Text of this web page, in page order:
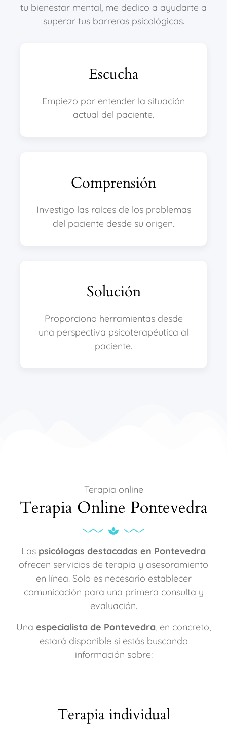
tu bienestar mental, me dedico a ayudarte a
superar tus barreras psicológicas.
Escucha
Empiezo por entender la situación
actual del paciente.
Comprensión
Investigo las raíces de los problemas
del paciente desde su origen.
Solución
Proporciono herramientas desde
una perspectiva psicoterapéutica al
paciente.
Terapia online
Terapia Online Pontevedra
Las psicólogas destacadas en Pontevedra
ofrecen servicios de terapia y asesoramiento
en línea. Solo es necesario establecer
comunicación para una primera consulta y
evaluación.
Una especialista de Pontevedra, en concreto,
estará disponible si estás buscando
información sobre:
Terapia individual